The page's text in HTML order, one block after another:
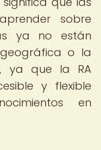
sobre
ya no están
o la
ya que la RA
y flexible
en